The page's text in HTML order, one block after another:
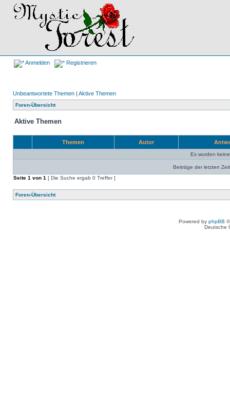
Anmelden Registrieren
Unbeantwortete Themen | Aktive Themen
Foren-Übersicht
Aktive Themen
Themen Autor
Es wurden
Beiträge der letzten
Seite 1 von 1 [ Die Suche ergab 0 Treffer ]
Foren-Übersicht
Powered by phpBB
Deutsche